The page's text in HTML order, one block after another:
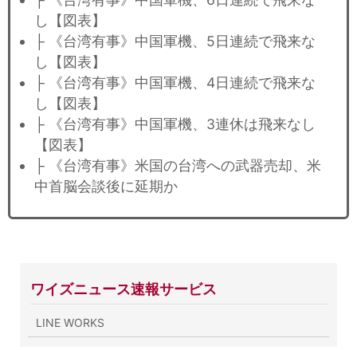
し【図表】
├ 《台湾有事》中国軍機、5日連続で飛来な
し【図表】
├ 《台湾有事》中国軍機、4日連続で飛来な
し【図表】
├ 《台湾有事》中国軍機、3連休は飛来なし
【図表】
├ 《台湾有事》米国の台湾への武器売却、米
中首脳会談後に延期か
ワイズニュース速報サービス
LINE WORKS